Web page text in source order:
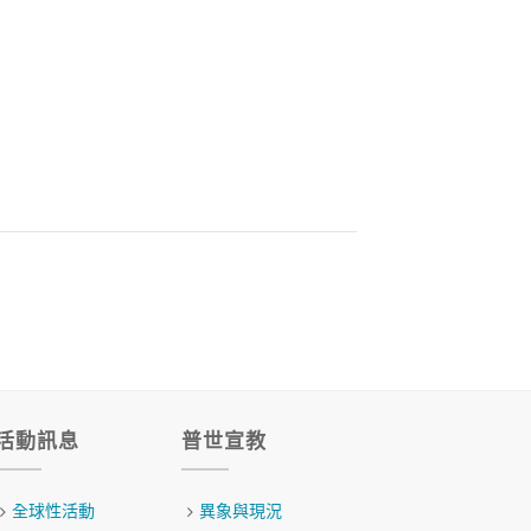
動訊息
全球性活動
普世宣教
異象與現況